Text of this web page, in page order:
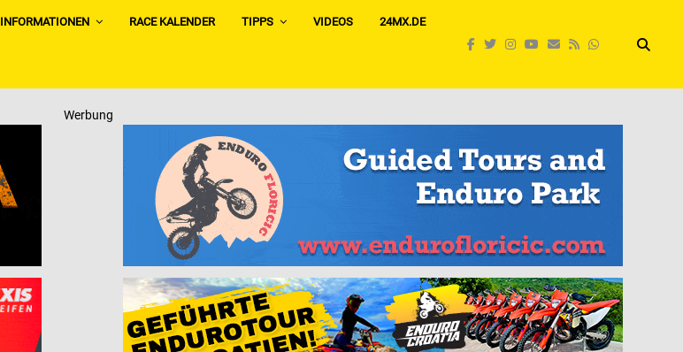
INFORMATIONEN RACE KALENDER TIPPS VIDEOS 24MX.DE
Werbung